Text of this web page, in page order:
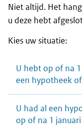
Niet altijd. Het
u deze hebt
Kies uw situatie:
U hebt op of na
een hypotheek
U had al een
op of na 1